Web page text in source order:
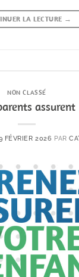
LA LECTURE →
NON CLASSÉ
assurent
FÉVRIER 2026 PAR